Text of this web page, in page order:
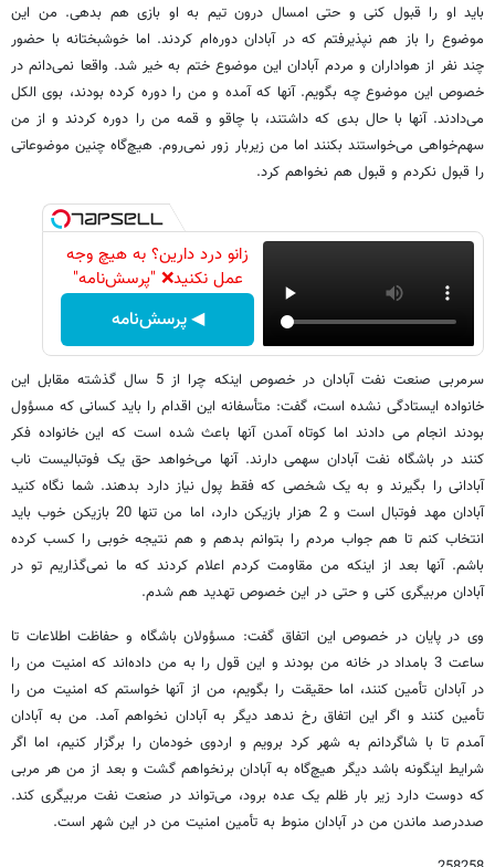
باید او را قبول کنی و حتی امسال درون تیم به او بازی هم بدهی. من این
موضوع را باز هم نپذیرفتم که در آبادان دوره‌ام کردند. اما خوشبختانه با حضور
چند نفر از هواداران و مردم آبادان این موضوع ختم به خیر شد. واقعا نمی‌دانم در
خصوص این موضوع چه بگویم. آنها که آمده و من را دوره کرده بودند، بوی الکل
می‌دادند. آنها با حال بدی که داشتند، با چاقو و قمه من را دوره کردند و از من
سهم‌خواهی می‌خواستند بکنند اما من زیربار زور نمی‌روم. هیچ‌گاه چنین موضوعاتی
را قبول نکردم و قبول هم نخواهم کرد.
زانو درد دارین؟ به هیچ وجه
عمل نکنید❌ "پرسش‌نامه"
◀ پرسش‌نامه
سرمربی صنعت نفت آبادان در خصوص اینکه چرا از 5 سال گذشته مقابل این
خانواده ایستادگی نشده است، گفت: متأسفانه این اقدام را باید کسانی که مسؤول
بودند انجام می دادند اما کوتاه آمدن آنها باعث شده است که این خانواده فکر
کنند در باشگاه نفت آبادان سهمی دارند. آنها می‌خواهد حق یک فوتبالیست ناب
آبادانی را بگیرند و به یک شخصی که فقط پول نیاز دارد بدهند. شما نگاه کنید
آبادان مهد فوتبال است و 2 هزار بازیکن دارد، اما من تنها 20 بازیکن خوب باید
انتخاب کنم تا هم جواب مردم را بتوانم بدهم و هم نتیجه خوبی را کسب کرده
باشم. آنها بعد از اینکه من مقاومت کردم اعلام کردند که ما نمی‌گذاریم تو در
آبادان مربیگری کنی و حتی در این خصوص تهدید هم شدم.
وی در پایان در خصوص این اتفاق گفت: مسؤولان باشگاه و حفاظت اطلاعات تا
ساعت 3 بامداد در خانه من بودند و این قول را به من داده‌اند که امنیت من را
در آبادان تأمین کنند، اما حقیقت را بگویم، من از آنها خواستم که امنیت من را
تأمین کنند و اگر این اتفاق رخ ندهد دیگر به آبادان نخواهم آمد. من به آبادان
آمدم تا با شاگردانم به شهر کرد برویم و اردوی خودمان را برگزار کنیم، اما اگر
شرایط اینگونه باشد دیگر هیچ‌گاه به آبادان برنخواهم گشت و بعد از من هر مربی
که دوست دارد زیر بار ظلم یک عده برود، می‌تواند در صنعت نفت مربیگری کند.
صددرصد ماندن من در آبادان منوط به تأمین امنیت من در این شهر است.